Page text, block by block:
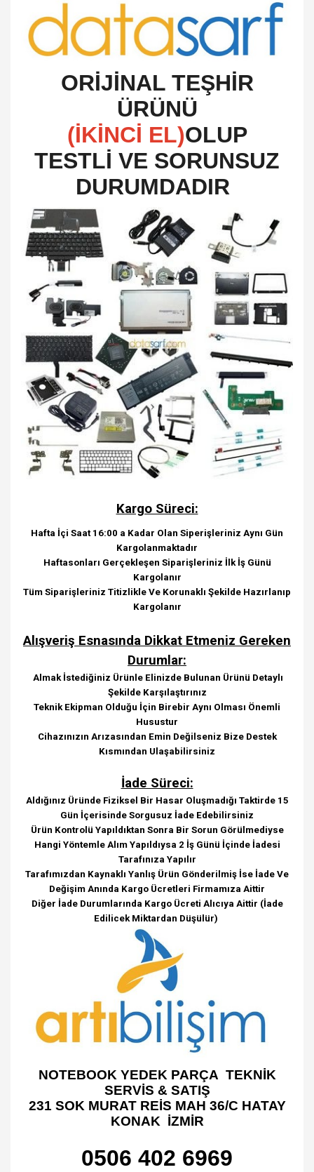
ORİJİNAL TEŞHİR
ÜRÜNÜ
(İKİNCİ EL)OLUP
TESTLİ VE SORUNSUZ
DURUMDADIR
Kargo Süreci:
Hafta İçi Saat 16:00 a Kadar Olan Siperişleriniz Aynı Gün
Kargolanmaktadır
Haftasonları Gerçekleşen Siparişleriniz İlk İş Günü
Kargolanır
Tüm Siparişleriniz Titizlikle Ve Korunaklı Şekilde Hazırlanıp
Kargolanır
Alışveriş Esnasında Dikkat Etmeniz Gereken
Durumlar:
Almak İstediğiniz Ürünle Elinizde Bulunan Ürünü Detaylı
Şekilde Karşılaştırınız
Teknik Ekipman Olduğu İçin Birebir Aynı Olması Önemli
Husustur
Cihazınızın Arızasından Emin Değilseniz Bize Destek
Kısmından Ulaşabilirsiniz
İade Süreci:
Aldığınız Üründe Fiziksel Bir Hasar Oluşmadığı Taktirde 15
Gün İçerisinde Sorgusuz İade Edebilirsiniz
Ürün Kontrolü Yapıldıktan Sonra Bir Sorun Görülmediyse
Hangi Yöntemle Alım Yapıldıysa 2 İş Günü İçinde İadesi
Tarafınıza Yapılır
Tarafımızdan Kaynaklı Yanlış Ürün Gönderilmiş İse İade Ve
Değişim Anında Kargo Ücretleri Firmamıza Aittir
Diğer İade Durumlarında Kargo Ücreti Alıcıya Aittir (İade
Edilicek Miktardan Düşülür)
NOTEBOOK YEDEK PARÇA TEKNİK
SERVİS & SATIŞ
231 SOK MURAT REİS MAH 36/C HATAY
KONAK İZMİR
0506 402 6969